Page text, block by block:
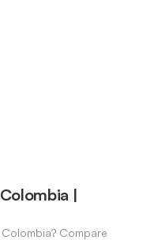
|
Compare